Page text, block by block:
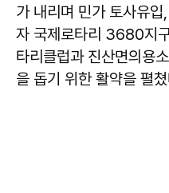
가 내리며 민가 토사유
자 국제로타리 3680지
타리클럽과 진산면의용
을 돕기 위한 활약을 펼